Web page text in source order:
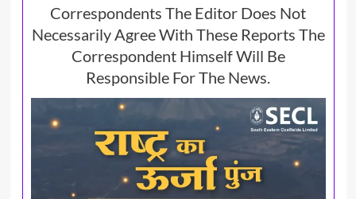
Correspondents The Editor Does Not
Necessarily Agree With These Reports The
Correspondent Himself Will Be
Responsible For The News.